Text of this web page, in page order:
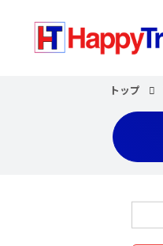
トップ